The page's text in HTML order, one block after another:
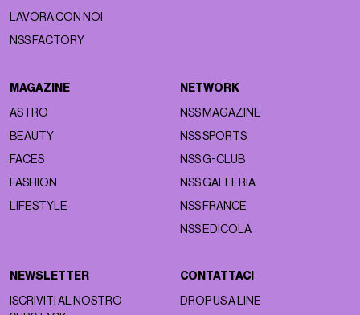
LAVORA CON NOI
NSS FACTORY
MAGAZINE
ASTRO
BEAUTY
FACES
FASHION
LIFESTYLE
NETWORK
NSS MAGAZINE
NSS SPORTS
NSS G-CLUB
NSS GALLERIA
NSS FRANCE
NSS EDICOLA
NEWSLETTER
ISCRIVITI AL NOSTRO
CONTATTACI
DROP US A LINE